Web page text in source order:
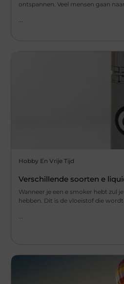
ontspannen. Veel mensen gaan
Hobby En Vrije Tijd
Verschillende soorten e
Wanneer je een e smoker hebt zul
hebben. Dit is de vloeistof die
...